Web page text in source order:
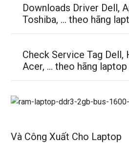
Downloads Driver Dell,
Toshiba, … theo hãng
Check Service Tag Dell,
Acer, … theo hãng laptop
Và Công Xuất Cho Laptop